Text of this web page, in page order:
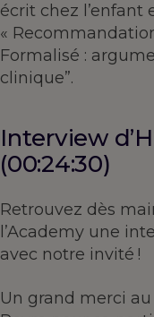
écrit chez l’enfant
«
Formalisé :
clinique”.
Interview
(00:24:30)
Retrouvez dès
l’Academy une
avec notre invité !
Un grand merci